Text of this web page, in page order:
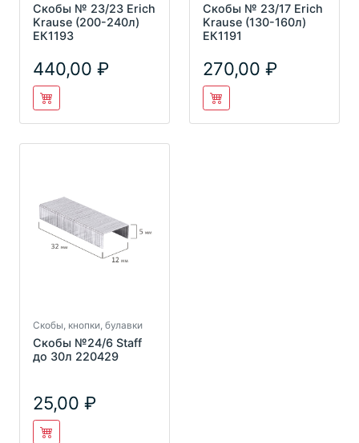
Скобы № 23/23 Erich
Krause (200-240л)
ЕК1193
440,00
Скобы № 23/17 Erich
Krause (130-160л)
ЕК1191
270,00
Скобы, кнопки, булавки
Скобы №24/6 Staff
до 30л 220429
25,00